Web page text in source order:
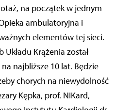
na początek w jednym
ambulatoryjna i
elementów tej sieci.
Krążenia został
najbliższe 10 lat. Będzie
chorych na niewydolność
Kępka, prof. NIKard,